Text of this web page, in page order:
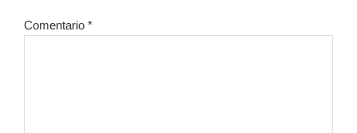
Comentario *